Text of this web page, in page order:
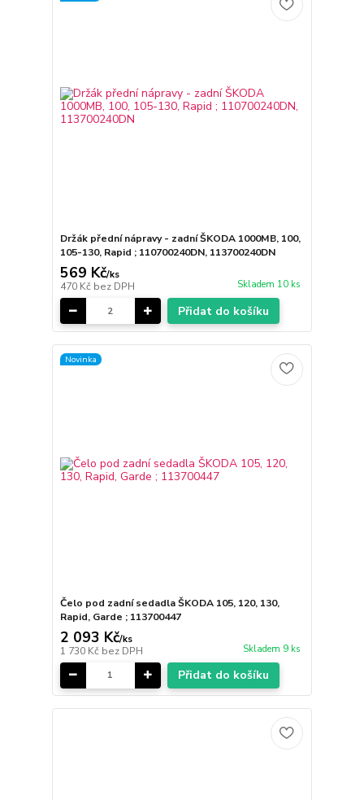
Držák přední nápravy - zadní ŠKODA 1000MB, 100,
105-130, Rapid ; 110700240DN, 113700240DN
569 Kč/ks
470 Kč bez DPH Skladem 10 ks
Přidat do košíku
Novinka
Čelo pod zadní sedadla ŠKODA 105, 120, 130,
Rapid, Garde ; 113700447
2 093 Kč/ks
1 730 Kč bez DPH Skladem 9 ks
Přidat do košíku